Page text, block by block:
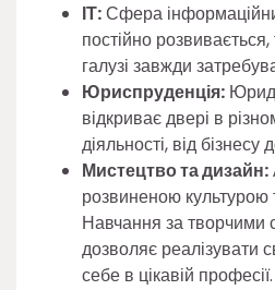
ІТ:Сфера
постійно
галузі завжди
Юриспруденція:
відкриває двері в
діяльності, від
Мистецтво та дизайн:
розвиненою культурою
Навчання за творчими
дозволяє реалізувати
себе в цікавій професії.